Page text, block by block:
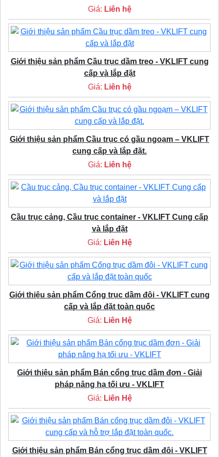
Giá: Liên hệ
Giới thiệu sản phẩm Cầu trục dầm treo - VKLIFT cung
cấp và lắp đặt
Giá: Liên hệ
Giới thiệu sản phẩm Cầu trục có gầu ngoạm – VKLIFT
cung cấp và lắp đặt.
Giá: Liên hệ
Cầu trục cảng, Cầu trục container - VKLIFT Cung cấp
và lắp đặt
Giá: Liên Hệ
Giới thiệu sản phẩm Cổng trục dầm đôi - VKLIFT cung
cấp và lắp đặt toàn quốc
Giá: Liên Hệ
Giới thiệu sản phẩm Bán cổng trục dầm đơn - Giải
pháp nâng hạ tối ưu - VKLIFT
Giá: Liên Hệ
Giới thiệu sản phẩm Bán cổng trục dầm đôi - VKLIFT